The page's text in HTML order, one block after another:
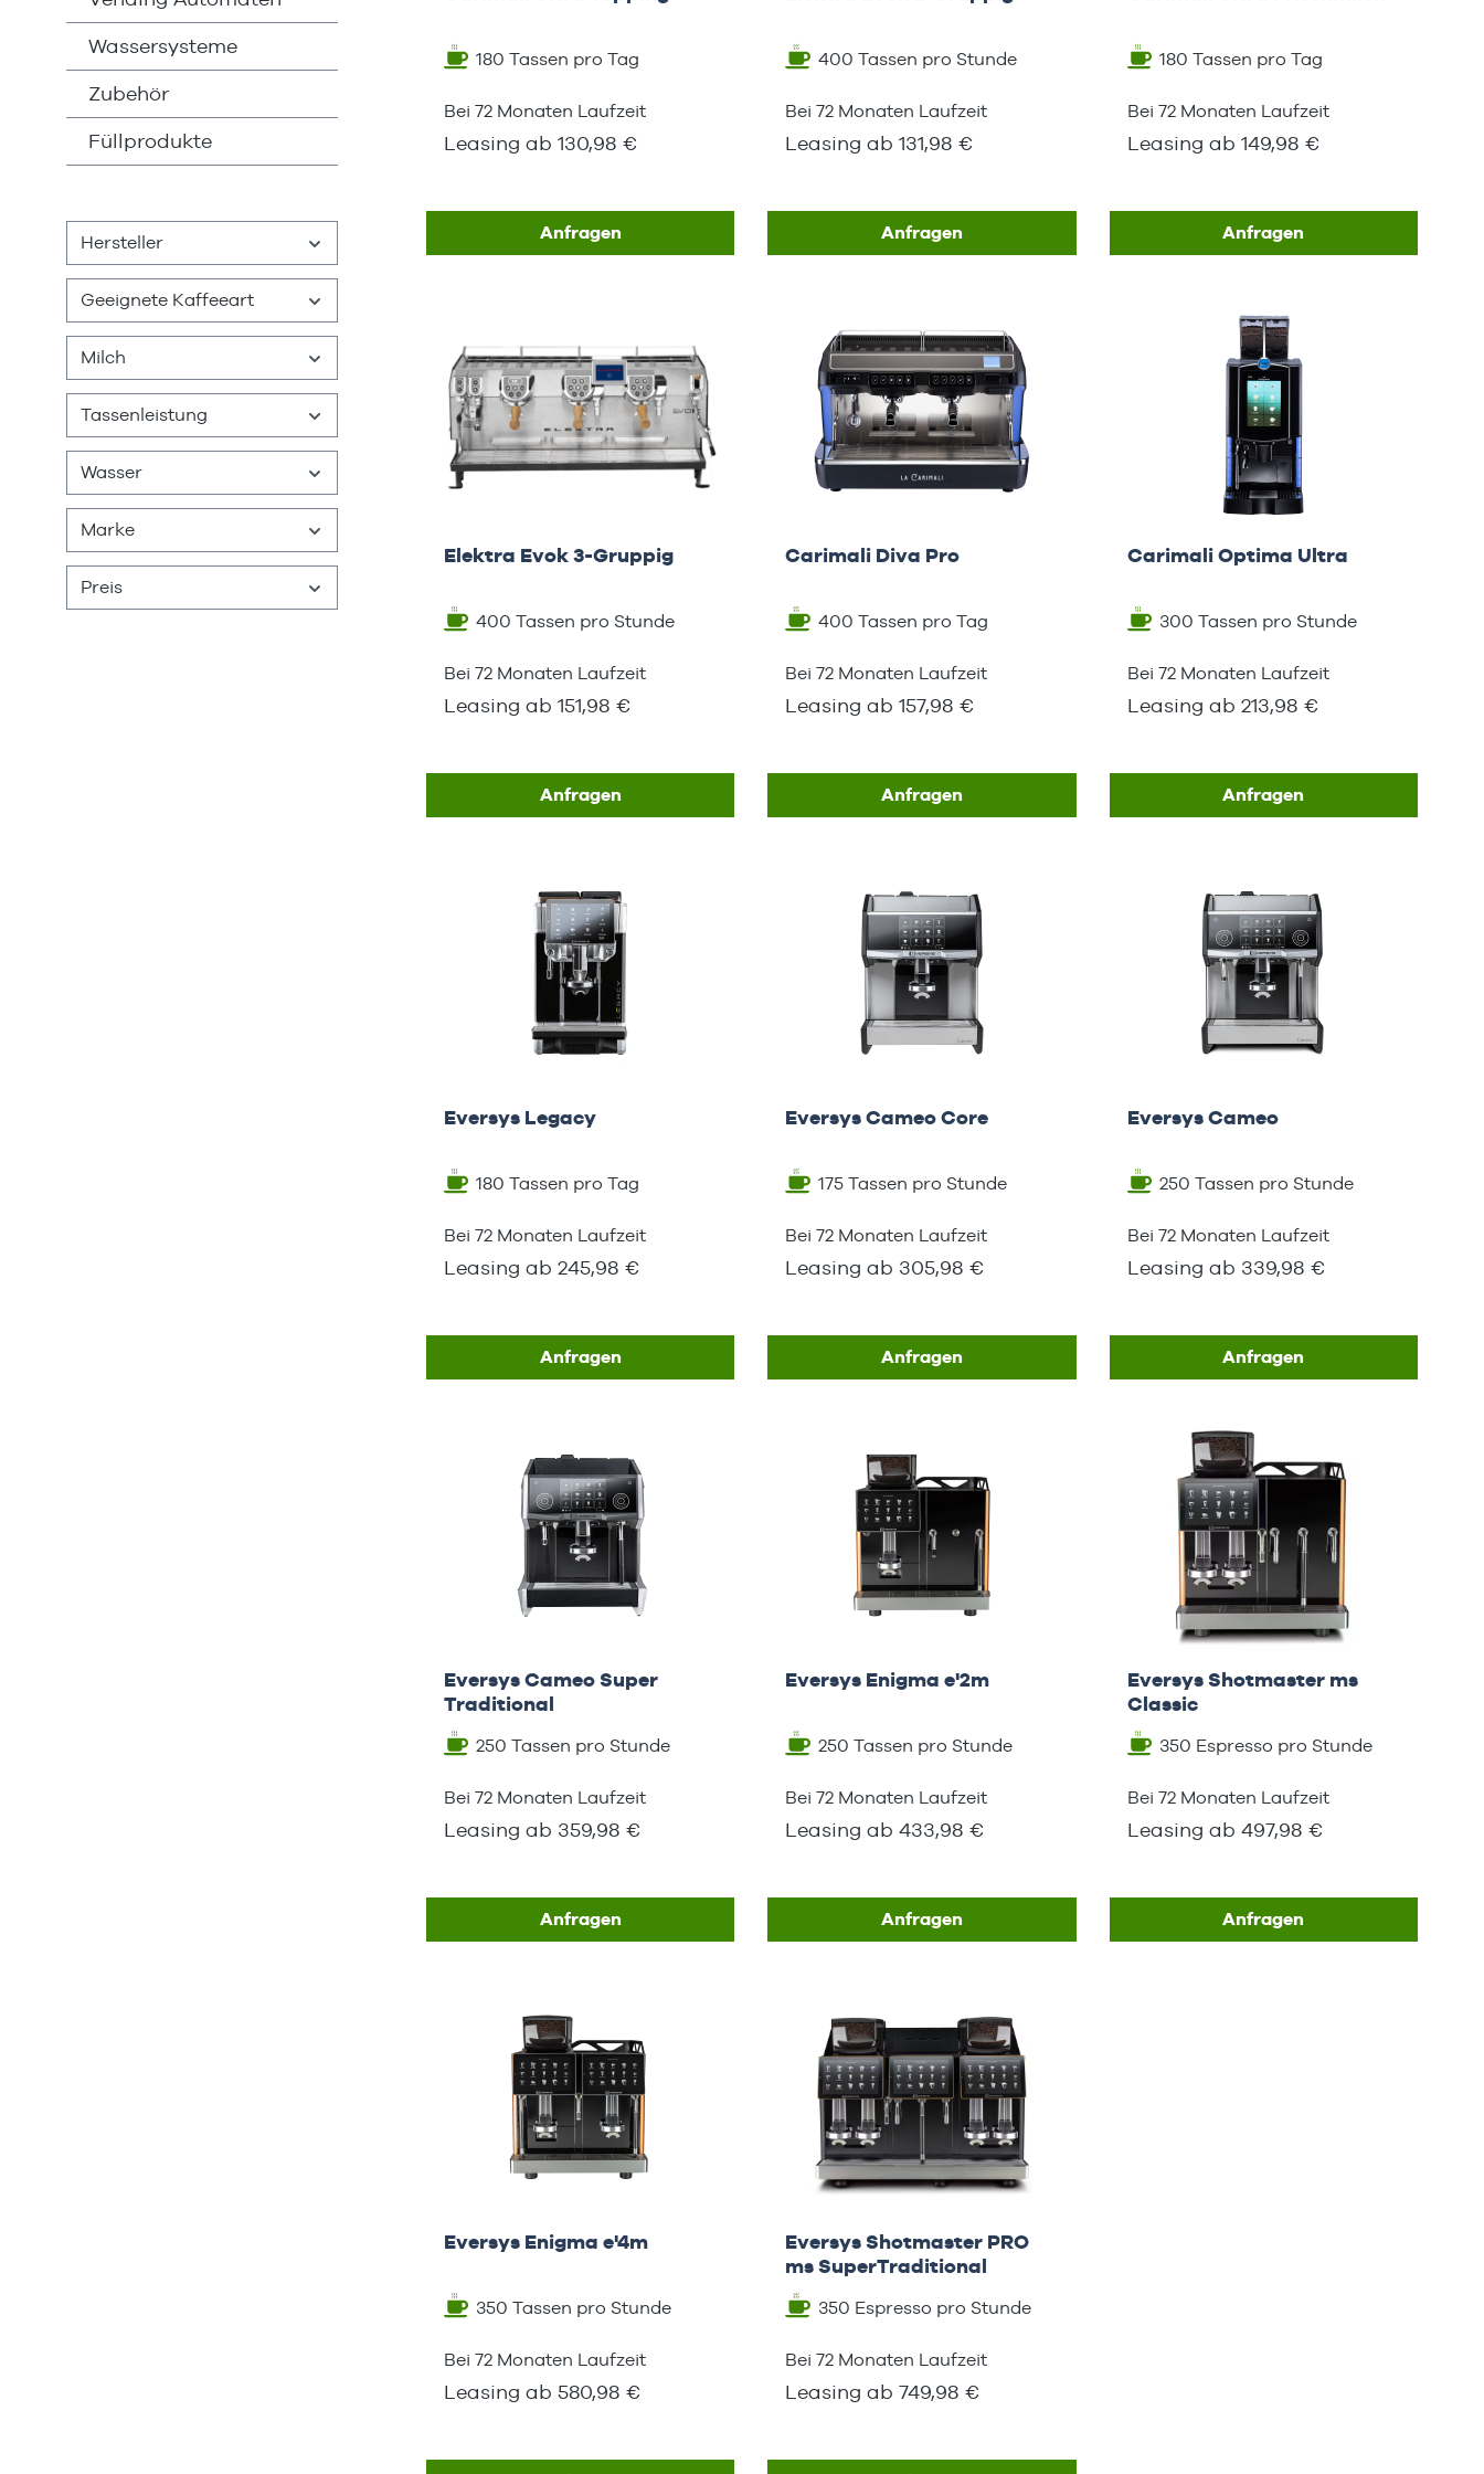
Wassersysteme
Zubehör
Füllprodukte
Hersteller
Geeignete Kaffeeart
Milch
Tassenleistung
Wasser
Marke
Preis
180 Tassen pro Tag
Bei 72 Monaten Laufzeit
Leasing ab 130,98 €
Anfragen
400 Tassen pro Stunde
Bei 72 Monaten Laufzeit
Leasing ab 131,98 €
Anfragen
180 Tassen pro Tag
Bei 72 Monaten Laufzeit
Leasing ab 149,98 €
Anfragen
Elektra Evok 3-Gruppig
400 Tassen pro Stunde
Bei 72 Monaten Laufzeit
Leasing ab 151,98 €
Anfragen
Carimali Diva Pro
400 Tassen pro Tag
Bei 72 Monaten Laufzeit
Leasing ab 157,98 €
Anfragen
Carimali Optima Ultra
300 Tassen pro Stunde
Bei 72 Monaten Laufzeit
Leasing ab 213,98 €
Anfragen
Eversys Legacy
180 Tassen pro Tag
Bei 72 Monaten Laufzeit
Leasing ab 245,98 €
Anfragen
Eversys Cameo Core
175 Tassen pro Stunde
Bei 72 Monaten Laufzeit
Leasing ab 305,98 €
Anfragen
Eversys Cameo
250 Tassen pro Stunde
Bei 72 Monaten Laufzeit
Leasing ab 339,98 €
Anfragen
Eversys Cameo Super
Traditional
250 Tassen pro Stunde
Bei 72 Monaten Laufzeit
Leasing ab 359,98 €
Anfragen
Eversys Enigma e'2m
250 Tassen pro Stunde
Bei 72 Monaten Laufzeit
Leasing ab 433,98 €
Anfragen
Eversys Shotmaster ms
Classic
350 Espresso pro Stunde
Bei 72 Monaten Laufzeit
Leasing ab 497,98 €
Anfragen
Eversys Enigma e'4m
350 Tassen pro Stunde
Bei 72 Monaten Laufzeit
Leasing ab 580,98 €
Eversys Shotmaster PRO
ms SuperTraditional
350 Espresso pro Stunde
Bei 72 Monaten Laufzeit
Leasing ab 749,98 €